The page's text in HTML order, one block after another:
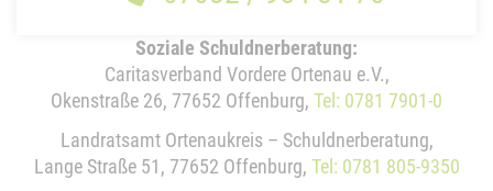
Soziale Schuldnerberatung:
Caritasverband Vordere Ortenau e.V.,
Okenstraße 26, 77652 Offenburg, Tel: 0781 7901-0
Landratsamt Ortenaukreis – Schuldnerberatung,
Lange Straße 51, 77652 Offenburg, Tel: 0781 805-9350